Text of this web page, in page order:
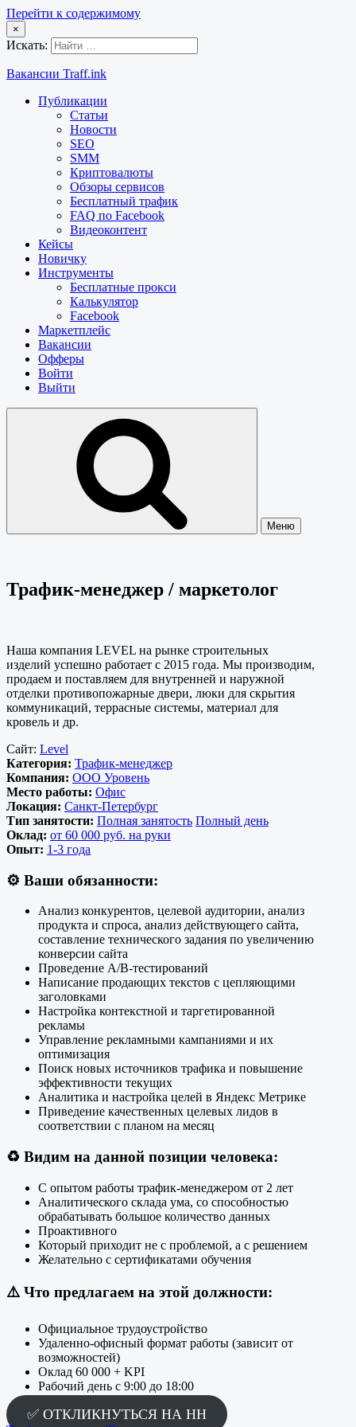
Перейти к содержимому
×
Искать:
Вакансии Traff.ink
Публикации
Статьи
Новости
SEO
SMM
Криптовалюты
Обзоры сервисов
Бесплатный трафик
FAQ по Facebook
Видеоконтент
Кейсы
Новичку
Инструменты
Бесплатные прокси
Калькулятор
Facebook
Маркетплейс
Вакансии
Офферы
Войти
Выйти
Меню
Трафик-менеджер / маркетолог
Наша компания LEVEL на рынке строительных
изделий успешно работает с 2015 года. Мы производим,
продаем и поставляем для внутренней и наружной
отделки противопожарные двери, люки для скрытия
коммуникаций, террасные системы, материал для
кровель и др.
Сайт: Level
Категория: Трафик-менеджер
Компания: ООО Уровень
Место работы: Офис
Локация: Санкт-Петербург
Тип занятости: Полная занятость Полный день
Оклад: от 60 000 руб. на руки
Опыт: 1-3 года
⚙️ Ваши обязанности:
Анализ конкурентов, целевой аудитории, анализ
продукта и спроса, анализ действующего сайта,
составление технического задания по увеличению
конверсии сайта
Проведение A/B-тестирований
Написание продающих текстов с цепляющими
заголовками
Настройка контекстной и таргетированной
рекламы
Управление рекламными кампаниями и их
оптимизация
Поиск новых источников трафика и повышение
эффективности текущих
Аналитика и настройка целей в Яндекс Метрике
Приведение качественных целевых лидов в
соответствии с планом на месяц
♻️ Видим на данной позиции человека:
С опытом работы трафик-менеджером от 2 лет
Аналитического склада ума, со способностью
обрабатывать большое количество данных
Проактивного
Который приходит не с проблемой, а с решением
Желательно с сертификатами обучения
⚠️ Что предлагаем на этой должности:
Официальное трудоустройство
Удаленно-офисный формат работы (зависит от
возможностей)
Оклад 60 000 + KPI
Рабочий день с 9:00 до 18:00
✅ ОТКЛИКНУТЬСЯ НА HH